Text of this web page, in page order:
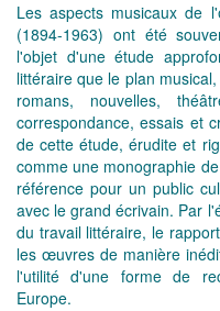
Les aspects musicaux de
(1894-1963) ont été
l'objet d'une étude
littéraire que le plan
romans, nouvelles,
correspondance, essais et
de cette étude, érudite et
comme une monographie
référence pour un public
avec le grand écrivain. Par
du travail littéraire, le
les œuvres de manière
l'utilité d'une forme de
Europe.